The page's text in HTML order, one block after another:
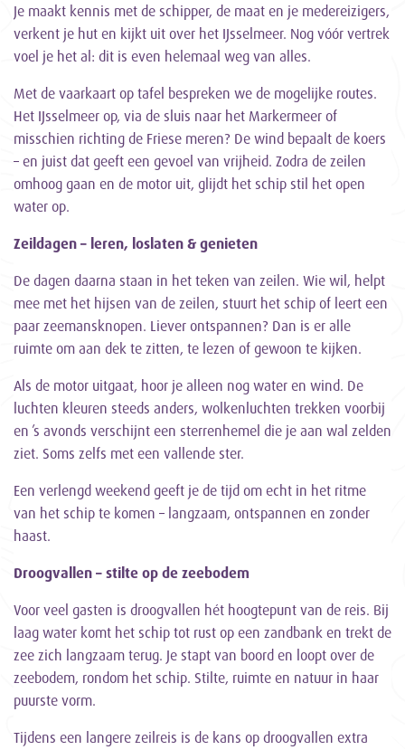
Je maakt kennis met de schipper, de maat en je medereizigers,
verkent je hut en kijkt uit over het IJsselmeer. Nog vóór vertrek
voel je het al: dit is even helemaal weg van alles.
Met de vaarkaart op tafel bespreken we de mogelijke routes.
Het IJsselmeer op, via de sluis naar het Markermeer of
misschien richting de Friese meren? De wind bepaalt de koers
– en juist dat geeft een gevoel van vrijheid. Zodra de zeilen
omhoog gaan en de motor uit, glijdt het schip stil het open
water op.
Zeildagen – leren, loslaten & genieten
De dagen daarna staan in het teken van zeilen. Wie wil, helpt
mee met het hijsen van de zeilen, stuurt het schip of leert een
paar zeemansknopen. Liever ontspannen? Dan is er alle
ruimte om aan dek te zitten, te lezen of gewoon te kijken.
Als de motor uitgaat, hoor je alleen nog water en wind. De
luchten kleuren steeds anders, wolkenluchten trekken voorbij
en ’s avonds verschijnt een sterrenhemel die je aan wal zelden
ziet. Soms zelfs met een vallende ster.
Een verlengd weekend geeft je de tijd om echt in het ritme
van het schip te komen – langzaam, ontspannen en zonder
haast.
Droogvallen – stilte op de zeebodem
Voor veel gasten is droogvallen hét hoogtepunt van de reis. Bij
laag water komt het schip tot rust op een zandbank en trekt de
zee zich langzaam terug. Je stapt van boord en loopt over de
zeebodem, rondom het schip. Stilte, ruimte en natuur in haar
puurste vorm.
Tijdens een langere zeilreis is de kans op droogvallen extra